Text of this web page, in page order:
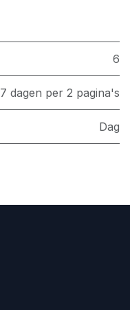
6
7 dagen per 2 pagina's
Dag